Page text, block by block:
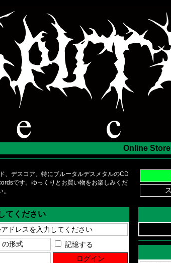
Online Store
、デスコア、特にブルータルデスメタルのCD
です。ゆっくりとお買い物をお楽しみくだ
。
てください
記憶する